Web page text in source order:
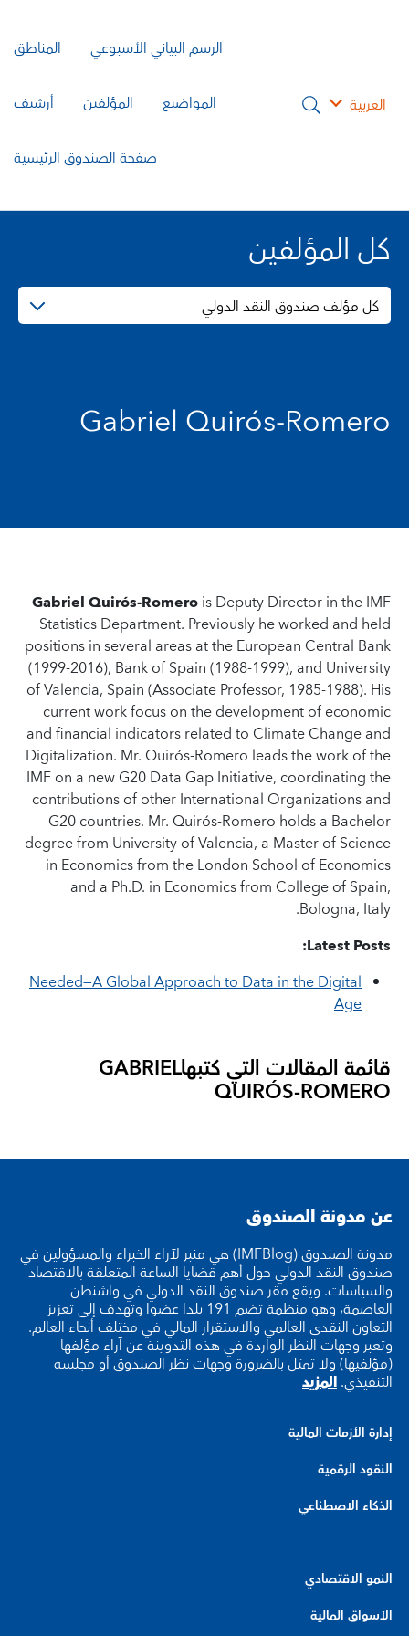
العربية
الرسم البياني الأسبوعي المناطق
المواضيع المؤلفين أرشيف
صفحة الصندوق الرئيسية
كل المؤلفين
كل مؤلف صندوق النقد الدولي
Gabriel Quirós-Romero
Gabriel Quirós-Romerois Deputy Director in the IMF
Statistics Department. Previously he worked and held
positions in several areas at the European Central Bank
(1999-2016), Bank of Spain (1988-1999), and University
of Valencia, Spain (Associate Professor, 1985-1988). His
current work focus on the development of economic
and financial indicators related to Climate Change and
Digitalization. Mr. Quirós-Romero leads the work of the
IMF on a new G20 Data Gap Initiative, coordinating the
contributions of other International Organizations and
G20 countries. Mr. Quirós-Romero holds a Bachelor
degree from University of Valencia, a Master of Science
in Economics from the London School of Economics
and a Ph.D. in Economics from College of Spain,
Bologna, Italy.
Latest Posts:
Needed—A Global Approach to Data in the Digital
Age
قائمة المقالات التي كتبهاGABRIEL
QUIRÓS-ROMERO
عن مدونة الصندوق
مدونة الصندوق (IMFBlog) هي منبر لآراء الخبراء والمسؤولين في
صندوق النقد الدولي حول أهم قضايا الساعة المتعلقة بالاقتصاد
والسياسات. ويقع مقر صندوق النقد الدولي في واشنطن
العاصمة، وهو منظمة تضم 191 بلدا عضوا وتهدف إلى تعزيز
التعاون النقدي العالمي والاستقرار المالي في مختلف أنحاء العالم.
وتعبر وجهات النظر الواردة في هذه التدوينة عن آراء مؤلفها
(مؤلفيها) ولا تمثل بالضرورة وجهات نظر الصندوق أو مجلسه
التنفيذي.المزيد
إدارة الأزمات المالية
النقود الرقمية
الذكاء الاصطناعي
النمو الاقتصادي
الأسواق المالية